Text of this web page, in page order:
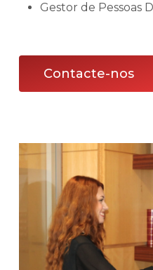
Gestor de Pessoas
Contacte-nos